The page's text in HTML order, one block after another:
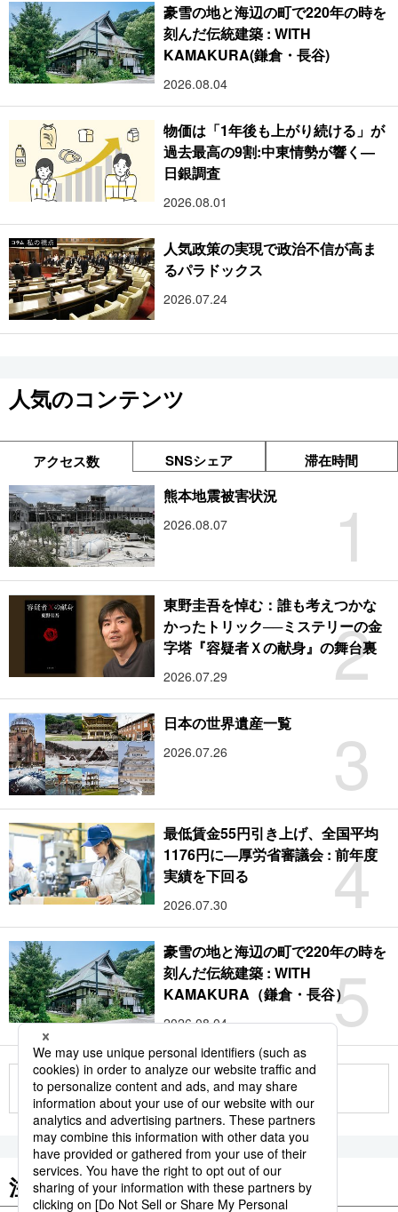
豪雪の地と海辺の町で220年の時を
刻んだ伝統建築 : WITH
KAMAKURA(鎌倉・長谷)
2026.08.04
物価は「1年後も上がり続ける」が
過去最高の9割:中東情勢が響く―
日銀調査
2026.08.01
人気政策の実現で政治不信が高ま
るパラドックス
2026.07.24
人気のコンテンツ
アクセス数 SNSシェア 滞在時間
1
熊本地震被害状況
2026.08.07
2
東野圭吾を悼む：誰も考えつかな
かったトリック──ミステリーの金
字塔『容疑者Ｘの献身』の舞台裏
2026.07.29
3
日本の世界遺産一覧
2026.07.26
4
最低賃金55円引き上げ、全国平均
1176円に―厚労省審議会 : 前年度
実績を下回る
2026.07.30
5
豪雪の地と海辺の町で220年の時を
刻んだ伝統建築 : WITH
KAMAKURA（鎌倉・長谷）
2026.08.04
もっと見る
注目のキーワード